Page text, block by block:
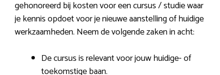
gehonoreerd bij kosten voor een cursus / studie waar
je kennis opdoet voor je nieuwe aanstelling of huidige
werkzaamheden. Neem de volgende zaken in acht:
De cursus is relevant voor jouw huidige- of
toekomstige baan.